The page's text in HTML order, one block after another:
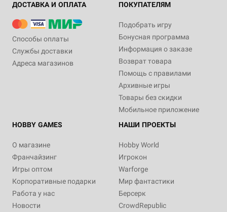
ДОСТАВКА И ОПЛАТА
Способы оплаты
Службы доставки
Адреса магазинов
ПОКУПАТЕЛЯМ
Подобрать игру
Бонусная программа
Информация о заказе
Возврат товара
Помощь с правилами
Архивные игры
Товары без скидки
Мобильное приложение
HOBBY GAMES
О магазине
Франчайзинг
Игры оптом
Корпоративные подарки
Работа у нас
Новости
НАШИ ПРОЕКТЫ
Hobby World
Игрокон
Warforge
Мир фантастики
Берсерк
CrowdRepublic